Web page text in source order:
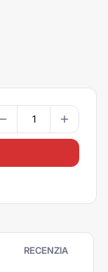
RECENZIA